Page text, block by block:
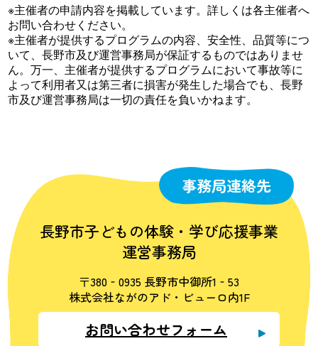
※主催者の申請内容を掲載しています。詳しくは各主催者へ
お問い合わせください。
※主催者が提供するプログラムの内容、安全性、品質等につ
いて、長野市及び運営事務局が保証するものではありませ
ん。万一、主催者が提供するプログラムにおいて事故等に
よって利用者又は第三者に損害が発生した場合でも、長野
市及び運営事務局は一切の責任を負いかねます。
事務局連絡先
長野市子どもの体験・学び応援事業
運営事務局
〒380‐0935 長野市中御所1‐53
株式会社ながのアド・ビューロ内1F
お問い合わせフォーム